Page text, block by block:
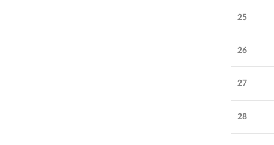
25
26
27
28